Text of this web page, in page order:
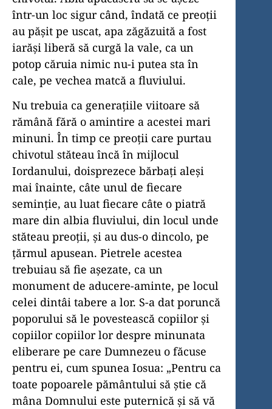
într-un loc sigur când, îndată ce preoții
au pășit pe uscat, apa zăgăzuită a fost
iarăși liberă să curgă la vale, ca un
potop căruia nimic nu-i putea sta în
cale, pe vechea matcă a fluviului.
Nu trebuia ca generațiile viitoare să
rămână fără o amintire a acestei mari
minuni. În timp ce preoții care purtau
chivotul stăteau încă în mijlocul
Iordanului, doisprezece bărbați aleși
mai înainte, câte unul de fiecare
seminție, au luat fiecare câte o piatră
mare din albia fluviului, din locul unde
stăteau preoții, și au dus-o dincolo, pe
țărmul apusean. Pietrele acestea
trebuiau să fie așezate, ca un
monument de aducere-aminte, pe locul
celei dintâi tabere a lor. S-a dat poruncă
poporului să le povestească copiilor și
copiilor copiilor lor despre minunata
eliberare pe care Dumnezeu o făcuse
pentru ei, cum spunea Iosua: „Pentru ca
toate popoarele pământului să știe că
mâna Domnului este puternică și să vă